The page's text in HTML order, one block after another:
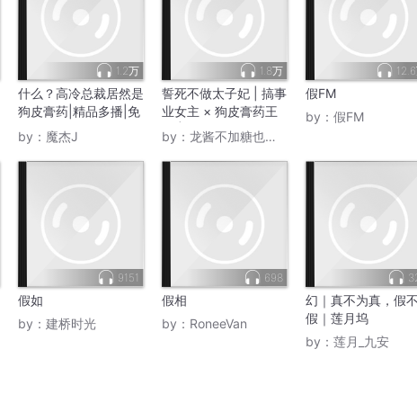
1.2万
什么？高冷总裁居然是
狗皮膏药|精品多播|免
费
by： 魔杰J
1.8万
誓死不做太子妃 | 搞事
业女主 × 狗皮膏药王
爷 | 古代言情多人有声
剧
by： 龙酱不加糖也很甜
假FM
by： 假FM
9151
假如
by： 建桥时光
698
假相
by： RoneeVan
幻｜真不为真，假
假｜莲月坞
by： 莲月_九安